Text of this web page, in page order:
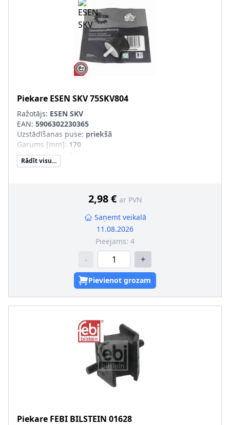
Piekare ESEN SKV75SKV804
Ražotājs: ESEN SKV
EAN: 5906302230365
Uzstādīšanas puse: priekšā
Garums [mm]: 170
Platums [mm]
Augstums [mm]
Gumijas-metāla gultnis
3 gadu garantija
Jaunā det. obl. jāsal. ar veco det.(īpaši OE/oriģ. det. Nr.)
Rādīt visu...
2,98 € ar PVN
Saņemt veikalā
11.08.2026
Pieejams: 4
- +
Pievienot grozam
Piekare FEBI BILSTEIN 01628